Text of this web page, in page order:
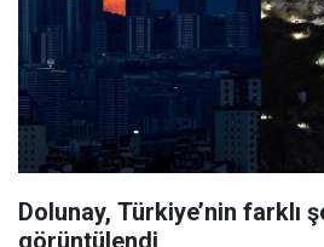
Dolunay, Türkiye’nin farklı
görüntülendi